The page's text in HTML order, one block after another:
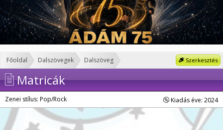
Szerkesztés
Főoldal Dalszövegek Dalszöveg
Matricák
Zenei stílus: Pop/Rock Kiadás éve: 2024